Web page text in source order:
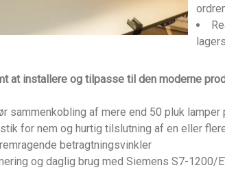
at installere og tilpasse til den moderne
sammenkobling af mere end 50 pluk lamper
for nem og hurtig tilslutning af en eller
betragtningsvinkler
og daglig brug med Siemens S7-1200/